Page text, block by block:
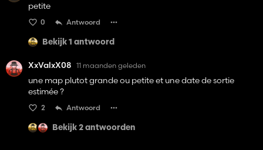
petite
0 Antwoord
Bekijk 1 antwoord
XxValxX08 11 maanden geleden
une map plutot grande ou petite et une date de sortie
estimée ?
2 Antwoord
Bekijk 2 antwoorden